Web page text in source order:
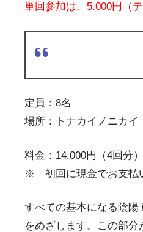
単回参加は、5.000円（
定員：8名
場所：トナカイノニカ
料金：14.000円（4回分）
※ 初回に現金でお支払
すべての基本になる陰
をめざします。この部分